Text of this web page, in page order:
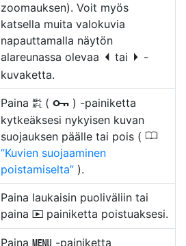
zoomauksen). Voit myös
katsella muita valokuvia
napauttamalla näytön
alareunassa olevaa e tai f -
kuvaketta.
Paina A ( g ) -painiketta
kytkeäksesi nykyisen kuvan
suojauksen päälle tai pois ( 0
Kuvien suojaaminen
poistamiselta
).
Paina laukaisin puoliväliin tai
paina K painiketta poistuaksesi.
Paina G -painiketta